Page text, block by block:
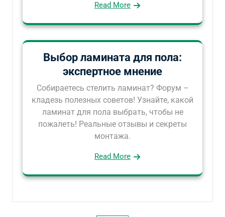
Read More
Выбор ламината для пола:
экспертное мнение
Собираетесь стелить ламинат? Форум –
кладезь полезных советов! Узнайте, какой
ламинат для пола выбрать, чтобы не
пожалеть! Реальные отзывы и секреты
монтажа.
Read More